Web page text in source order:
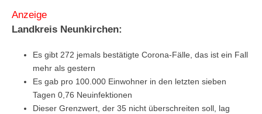
Anzeige
Landkreis Neunkirchen:
Es gibt 272 jemals bestätigte Corona-Fälle, das ist ein Fall
mehr als gestern
Es gab pro 100.000 Einwohner in den letzten sieben
Tagen 0,76 Neuinfektionen
Dieser Grenzwert, der 35 nicht überschreiten soll, lag